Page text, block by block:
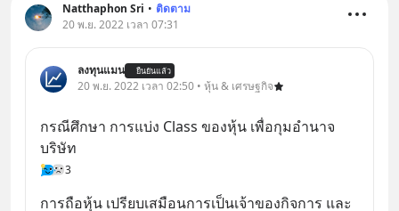
Natthaphon Sri • ติดตาม
20 พ.ย. 2022 เวลา 07:31
ลงทุนแมน ยืนยันแล้ว
20 พ.ย. 2022 เวลา 02:50 • หุ้น & เศรษฐกิจ
กรณีศึกษา การแบ่ง Class ของหุ้น เพื่อกุมอำนาจ
บริษัท
3
การถือหุ้น เปรียบเสมือนการเป็นเจ้าของกิจการ และ